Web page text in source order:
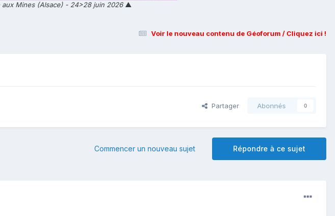
Mines (Alsace) - 24>28 juin 2026▲
Voir le nouveau contenu de Géoforum / Cliquez ici !
Partager Abonnés 0
Répondre à ce sujet
Commencer un nouveau sujet